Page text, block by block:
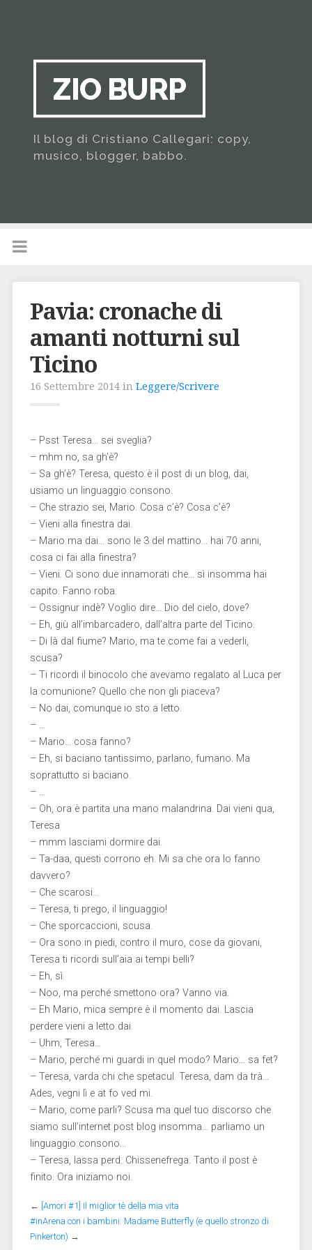
ZIO BURP
Il blog di Cristiano Callegari: copy,
musico, blogger, babbo.
Pavia: cronache di
amanti notturni sul
Ticino
16 Settembre 2014 in Leggere/Scrivere
– Psst Teresa… sei sveglia?
– mhm no, sa gh’è?
– Sa gh’è? Teresa, questo è il post di un blog, dai,
usiamo un linguaggio consono.
– Che strazio sei, Mario. Cosa c’è? Cosa c’è?
– Vieni alla finestra dai.
– Mario ma dai… sono le 3 del mattino… hai 70 anni,
cosa ci fai alla finestra?
– Vieni. Ci sono due innamorati che… sì insomma hai
capito. Fanno roba.
– Ossignur indè? Voglio dire… Dio del cielo, dove?
– Eh, giù all’imbarcadero, dall’altra parte del Ticino.
– Di là dal fiume? Mario, ma te come fai a vederli,
scusa?
– Ti ricordi il binocolo che avevamo regalato al Luca per
la comunione? Quello che non gli piaceva?
– No dai, comunque io sto a letto.
– …
– Mario… cosa fanno?
– Eh, si baciano tantissimo, parlano, fumano. Ma
soprattutto si baciano.
– …
– Oh, ora è partita una mano malandrina. Dai vieni qua,
Teresa
– mmm lasciami dormire dai.
– Ta-daa, questi corrono eh. Mi sa che ora lo fanno
davvero?
– Che scarosi…
– Teresa, ti prego, il linguaggio!
– Che sporcaccioni, scusa.
– Ora sono in piedi, contro il muro, cose da giovani,
Teresa ti ricordi sull’aia ai tempi belli?
– Eh, sì.
– Noo, ma perché smettono ora? Vanno via.
– Eh Mario, mica sempre è il momento dai. Lascia
perdere vieni a letto dai.
– Uhm, Teresa…
– Mario, perché mi guardi in quel modo? Mario… sa fet?
– Teresa, varda chi che spetacul. Teresa, dam da trà…
Ades, vegni lì e at fo ved mi.
– Mario, come parli? Scusa ma quel tuo discorso che
siamo sull’internet post blog insomma… parliamo un
linguaggio consono…
– Teresa, lassa perd. Chissenefrega. Tanto il post è
finito. Ora iniziamo noi.
← [Amori #1] Il miglior tè della mia vita
#inArena con i bambini: Madame Butterfly (e quello stronzo di
Pinkerton) →